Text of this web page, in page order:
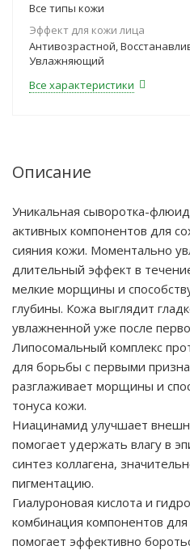
Все типы кожи
Эффект для кожи лица
Антивозрастной,
Увлажняющий
Все характеристики
Описание
Уникальная сыворотка-
активных компонентов для
сияния кожи. Моментально
длительный эффект в
мелкие морщины и
глубины. Кожа выглядит
увлажненной уже после
Липосомальный комплекс
для борьбы с первыми
разглаживает морщины и
тонуса кожи.
Ниацинамид улучшает
помогает удержать влагу в
синтез коллагена,
пигментацию.
Гиалуроновая кислота и
комбинация компонентов
помогает эффективно